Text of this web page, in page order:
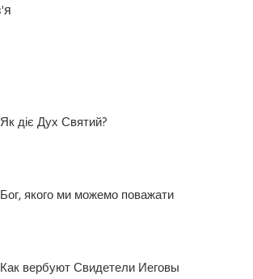
Як діє Дух Святий?
Бог, якого ми можемо поважати
Как вербуют Свидетели Иеговы